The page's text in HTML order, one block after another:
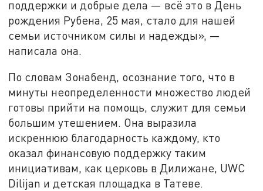
поддержки и добрые дела — всё это в День
рождения Рубена, 25 мая, стало для нашей
семьи источником силы и надежды», —
написала она.
По словам Зонабенд, осознание того, что в
минуты неопределенности множество людей
готовы прийти на помощь, служит для семьи
большим утешением. Она выразила
искреннюю благодарность каждому, кто
оказал финансовую поддержку таким
инициативам, как церковь в Дилижане, UWC
Dilijan и детская площадка в Татеве.